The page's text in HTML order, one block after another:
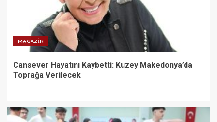
MAGAZIN
Cansever Hayatını Kaybetti: Kuzey Makedonya’da
Toprağa Verilecek